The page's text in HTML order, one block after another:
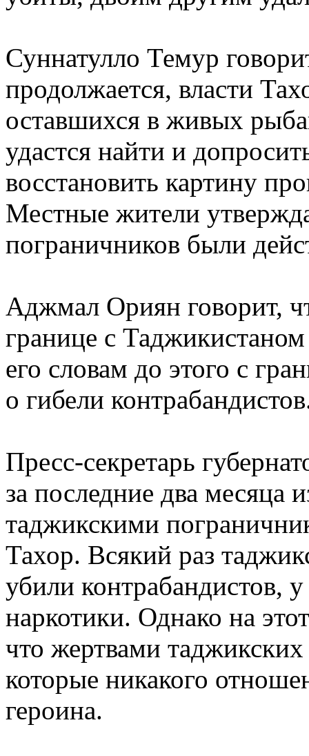
Суннатулло Темур
продолжается, власти
оставшихся в живых
удастся найти и
восстановить картину
Местные жители
пограничников были
Аджмал Ориян говорит,
границе с
его словам до этого с
о гибели
Пресс-секретарь
за последние два месяца
таджикскими
Тахор. Всякий раз
убили контрабандистов,
наркотики. Однако на
что жертвами
которые никакого
героина.